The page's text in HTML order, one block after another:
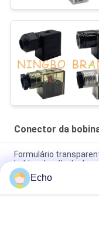
Conector da
Formulário
bobina da válvula de
Conector da bobina da
tipo A do RUÍDO
RUÍDO 43650 A do
Echo